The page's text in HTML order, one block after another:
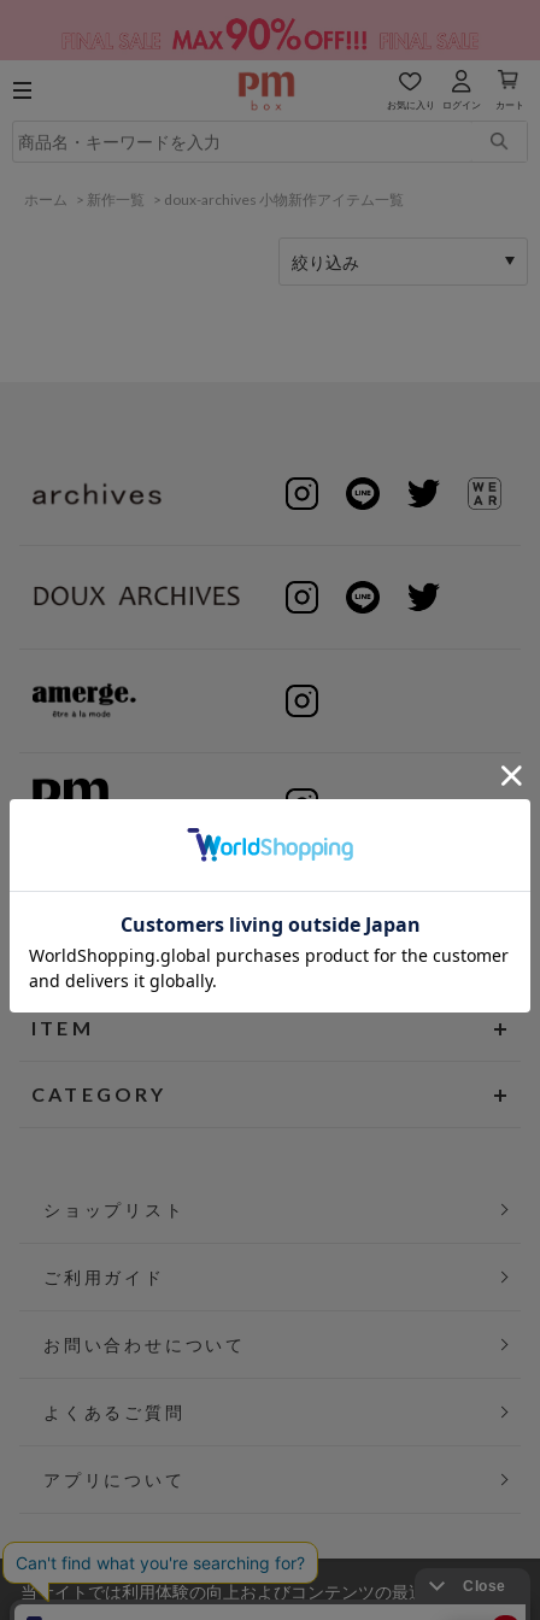
お気に入り ログイン カート
ホーム > 新作一覧 > doux-archives 小物新作アイテム一覧
絞り込み
BRAND
ITEM
CATEGORY
ショップリスト
ご利用ガイド
お問い合わせについて
よくあるご質問
アプリについて
会社概要
当サイトでは利用体験の向上およびコンテンツの最適な提供、ト